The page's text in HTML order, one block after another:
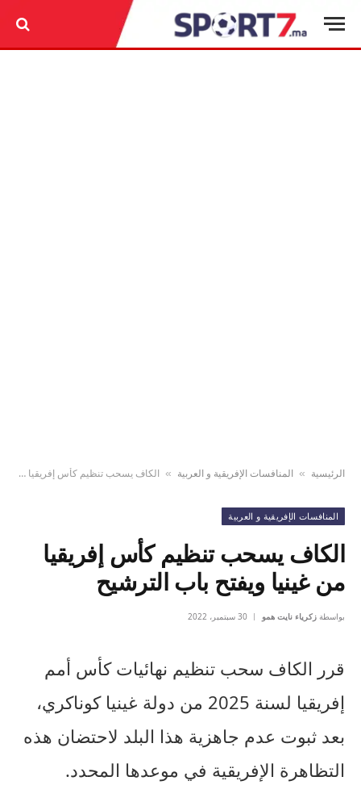
الرئيسية » المنافسات الإفريقية و العربية » الكاف يسحب تنظيم كأس إفريقيا من غينيا ويفتح باب الترشيح
المنافسات الإفريقية و العربية
الكاف يسحب تنظيم كأس إفريقيا
من غينيا ويفتح باب الترشيح
بواسطة زكرياء نايت همو 30 سبتمبر، 2022
قرر الكاف سحب تنظيم نهائيات كأس أمم
إفريقيا لسنة 2025 من دولة غينيا كوناكري،
بعد ثبوت عدم جاهزية هذا البلد لاحتضان هذه
التظاهرة الإفريقية في موعدها المحدد.